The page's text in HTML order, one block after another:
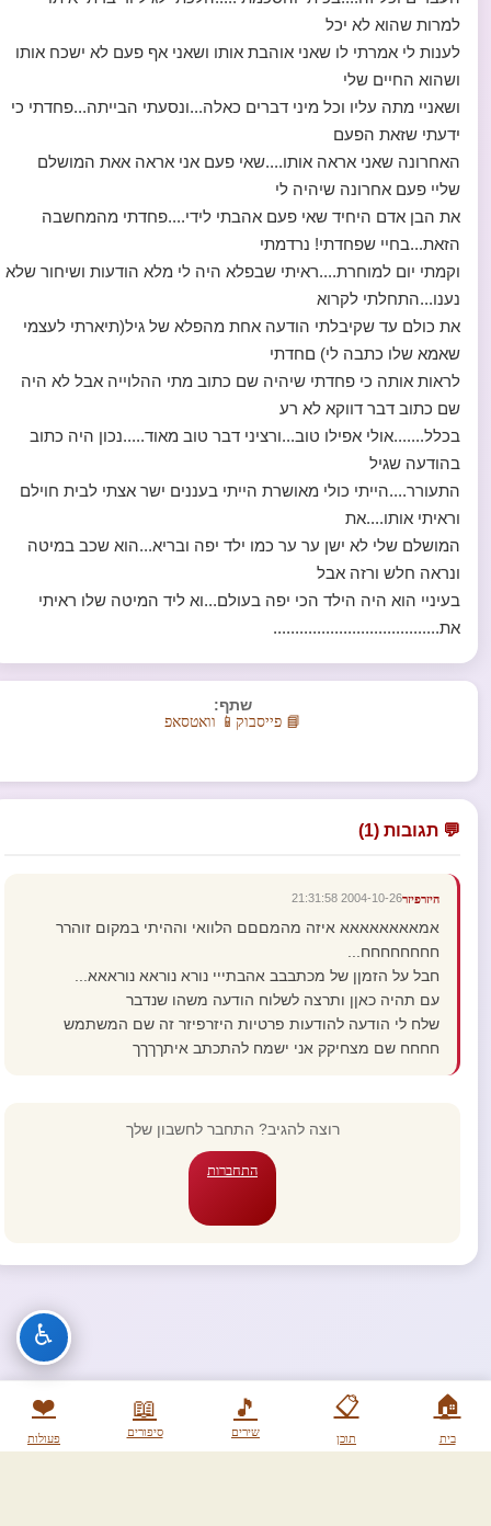
🏠
בית
📋
תוכן
🎵
שירים
📖
סיפורים
❤️
פעולות
למרות שהוא לא יכל
לענות לי אמרתי לו שאני אוהבת אותו ושאני אף פעם לא ישכח אותו
ושהוא החיים שלי
ושאניי מתה עליו וכל מיני דברים כאלה...ונסעתי הבייתה...פחדתי כי
ידעתי שזאת הפעם
האחרונה שאני אראה אותו....שאי פעם אני אראה אאת המושלם
שליי פעם אחרונה שיהיה לי
את הבן אדם היחיד שאי פעם אהבתי לידי....פחדתי מהמחשבה
הזאת...בחיי שפחדתי! נרדמתי
וקמתי יום למוחרת....ראיתי שבפלא היה לי מלא הודעות ושיחור שלא
נענו...התחלתי לקרוא
את כולם עד שקיבלתי הודעה אחת מהפלא של גיל(תיארתי לעצמי
שאמא שלו כתבה לי) םחדתי
לראות אותה כי פחדתי שיהיה שם כתוב מתי ההלוייה אבל לא היה
שם כתוב דבר דווקא לא רע
בכלל.......אולי אפילו טוב...ורציני דבר טוב מאוד.....נכון היה כתוב
בהודעה שגיל
התעורר....הייתי כולי מאושרת הייתי בעננים ישר אצתי לבית חוילם
וראיתי אותו....את
המושלם שלי לא ישן ער ער כמו ילד יפה ובריא...הוא שכב במיטה
ונראה חלש ורזה אבל
בעיניי הוא היה הילד הכי יפה בעולם...וא ליד המיטה שלו ראיתי
את......................................
שתף:
📘 פייסבוק 📱 וואטסאפ
💬 תגובות (1)
היזרפיזר2004-10-26 21:31:58
אמאאאאאאאא איזה מהמםםם הלוואי וההיתי במקום זוהרר
חחחחחחחח...
חבל על הזמןן של מכתבבב אהבתייי נורא נוראא נוראאא...
עם תהיה כאןן ותרצה לשלוח הודעה משהו שנדבר
שלח לי הודעה להודעות פרטיות היזרפיזר זה שם המשתמש
חחחח שם מצחיקק אני ישמח להתכתב איתךךךך
רוצה להגיב? התחבר לחשבון שלך
התחברות
♿